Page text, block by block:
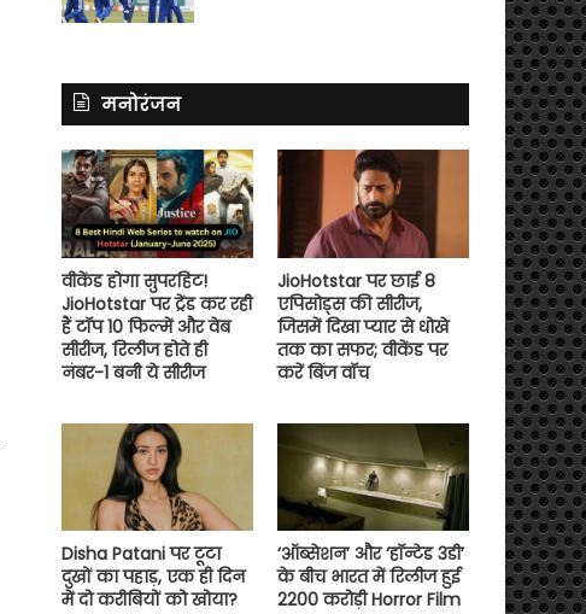
मनोरंजन
वीकेंड होगा सुपरहिट!
JioHotstar पर ट्रेंड कर रही
हैं टॉप 10 फिल्में और वेब
सीरीज, रिलीज होते ही
नंबर-1 बनी ये सीरीज
JioHotstar पर छाई 8
एपिसोड्स की सीरीज,
जिसमें दिखा प्यार से धोखे
तक का सफर; वीकेंड पर
करें बिंज वॉच
Disha Patani पर टूटा
दुखों का पहाड़, एक ही दिन
में दो करीबियों को खोया?
‘ऑब्सेशन’ और ‘हॉन्टेड 3डी’
के बीच भारत में रिलीज हुई
2200 करोड़ी Horror Film